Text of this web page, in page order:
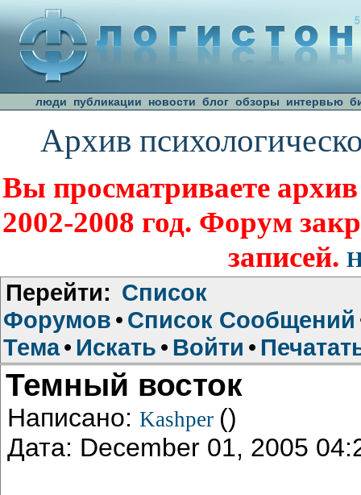
люди публикации новости блог обзоры интервью
Архив
Вы просматриваете
2002-2008 год. Форум
записей.
Перейти: Список
Форумов • Список Сообщений
Тема• Искать • Войти •
Темный восток
Написано: Kashper ()
Дата: December 01, 2005